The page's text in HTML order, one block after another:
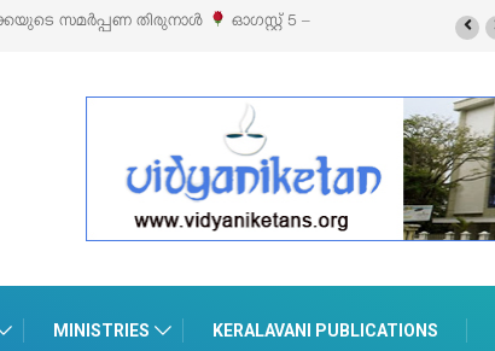
എക്സിബിഷനും സെയിലും ഓഗസ്റ്റ് 8-ന്
MINISTRIES KERALAVANI PUBLICATIONS